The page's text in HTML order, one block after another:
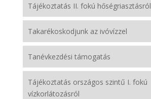
Tájékoztatás II. fokú hőségriasztásról
Takarékoskodjunk az ivóvízzel
Tanévkezdési támogatás
Tájékoztatás országos szintű I. fokú
vízkorlátozásról